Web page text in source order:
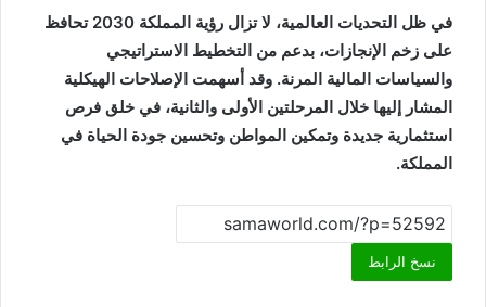
في ظل التحديات العالمية، لا تزال رؤية المملكة 2030 تحافظ
على زخم الإنجازات، بدعم من التخطيط الاستراتيجي
والسياسات المالية المرنة. وقد أسهمت الإصلاحات الهيكلية
المشار إليها خلال المرحلتين الأولى والثانية، في خلق فرص
استثمارية جديدة وتمكين المواطن وتحسين جودة الحياة في
المملكة.
نسخ الرابط